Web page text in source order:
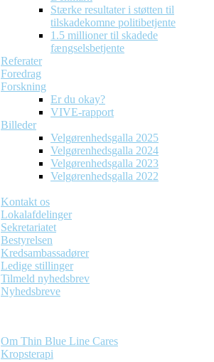
Stærke resultater i støtten til
tilskadekomne politibetjente
1.5 millioner til skadede
fængselsbetjente
Referater
Foredrag
Forskning
Er du okay?
VIVE-rapport
Billeder
Velgørenhedsgalla 2025
Velgørenhedsgalla 2024
Velgørenhedsgalla 2023
Velgørenhedsgalla 2022
Kontakt os
Lokalafdelinger
Sekretariatet
Bestyrelsen
Kredsambassadører
Ledige stillinger
Tilmeld nyhedsbrev
Nyhedsbreve
Om Thin Blue Line Cares
Kropsterapi